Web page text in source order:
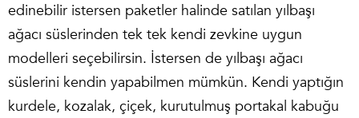
edinebilir istersen paketler halinde satılan yılbaşı
ağacı süslerinden tek tek kendi zevkine uygun
modelleri seçebilirsin. İstersen de yılbaşı ağacı
süslerini kendin yapabilmen mümkün. Kendi yaptığın
kurdele, kozalak, çiçek, kurutulmuş portakal kabuğu